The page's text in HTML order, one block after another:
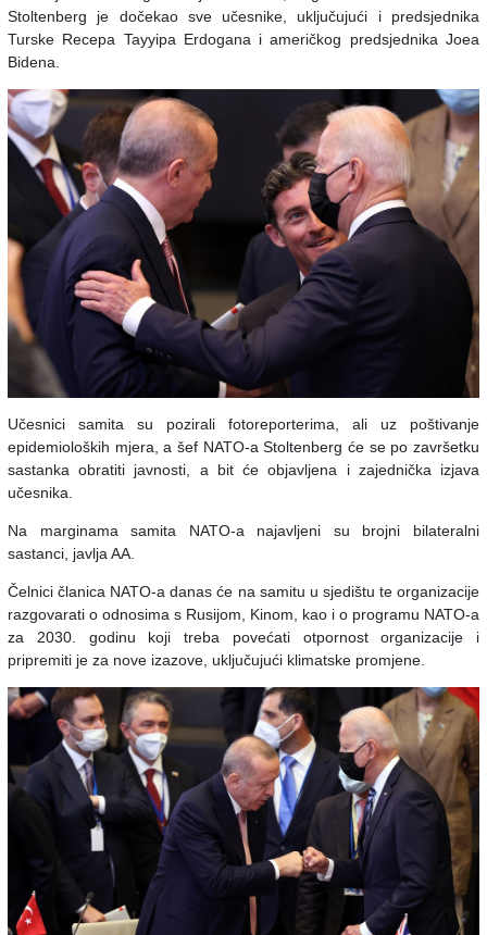
Stoltenberg je dočekao sve učesnike, uključujući i predsjednika
Turske Recepa Tayyipa Erdogana i američkog predsjednika Joea
Bidena.
Učesnici samita su pozirali fotoreporterima, ali uz poštivanje
epidemioloških mjera, a šef NATO-a Stoltenberg će se po završetku
sastanka obratiti javnosti, a bit će objavljena i zajednička izjava
učesnika.
Na marginama samita NATO-a najavljeni su brojni bilateralni
sastanci, javlja AA.
Čelnici članica NATO-a danas će na samitu u sjedištu te organizacije
razgovarati o odnosima s Rusijom, Kinom, kao i o programu NATO-a
za 2030. godinu koji treba povećati otpornost organizacije i
pripremiti je za nove izazove, uključujući klimatske promjene.